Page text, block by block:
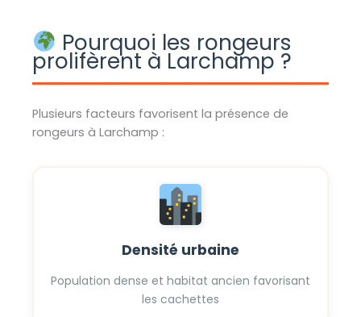
Pourquoi les rongeurs
prolifèrent à Larchamp ?
Plusieurs facteurs favorisent la présence de
rongeurs à Larchamp :
Densité urbaine
Population dense et habitat ancien favorisant
les cachettes